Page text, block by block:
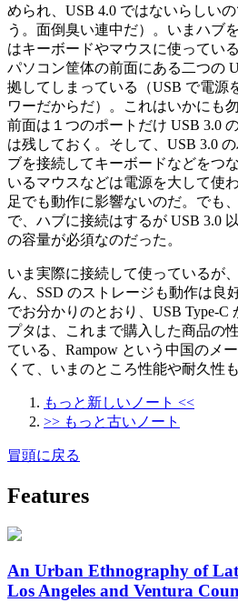
められ、USB 4.0 ではないらしい
う。面倒臭い連中だ）。いまハブ
はキーボードやマウスに使ってい
パソコン筐体の前面にある二つの
拠してしまっている（USB で電源
ワーだからだ）。これはいかにも
前面は１つのポートだけ USB 3.0
は残しておく。そして、USB 3.0
ブを接続してキーボードなどをつ
いるマウスなどは電源を大して使
足でも動作に影響ないのだ。でも
で、ハブに接続はするが USB 3.0
の容量が必須なのだった。
いま実際に接続して使っているが
ん、SSD のストレージも動作は良
でお分かりのとおり、USB Type-C
プタは、これまで購入した商品の
ている、Rampow という中国のメ
くて、いまのところ性能や耐久性
もっと新しいノート <<
>> もっと古いノート
冒頭に戻る
Features
An Urban Ethnography of
Los Angeles and Ventura